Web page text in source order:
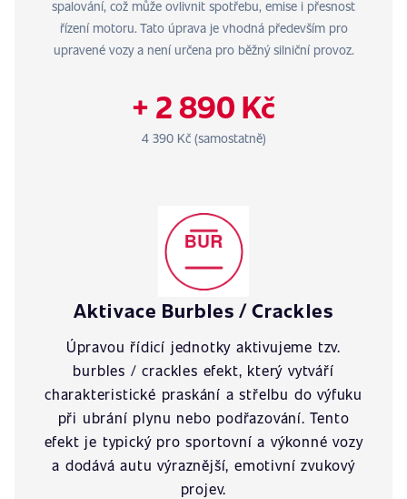
spalování, což může ovlivnit spotřebu, emise i přesnost
řízení motoru. Tato úprava je vhodná především pro
upravené vozy a není určena pro běžný silniční provoz.
+ 2 890 Kč
4 390 Kč (samostatně)
Aktivace Burbles / Crackles
Úpravou řídicí jednotky aktivujeme tzv.
burbles / crackles efekt, který vytváří
charakteristické praskání a střelbu do výfuku
při ubrání plynu nebo podřazování. Tento
efekt je typický pro sportovní a výkonné vozy
a dodává autu výraznější, emotivní zvukový
projev.